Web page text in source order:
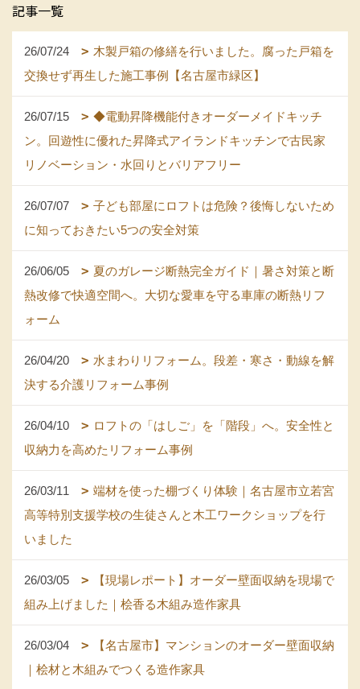
記事一覧
26/07/24
木製戸箱の修繕を行いました。腐った戸箱を
交換せず再生した施工事例【名古屋市緑区】
26/07/15
◆電動昇降機能付きオーダーメイドキッチ
ン。回遊性に優れた昇降式アイランドキッチンで古民家
リノベーション・水回りとバリアフリー
26/07/07
子ども部屋にロフトは危険？後悔しないため
に知っておきたい5つの安全対策
26/06/05
夏のガレージ断熱完全ガイド｜暑さ対策と断
熱改修で快適空間へ。大切な愛車を守る車庫の断熱リフ
ォーム
26/04/20
水まわりリフォーム。段差・寒さ・動線を解
決する介護リフォーム事例
26/04/10
ロフトの「はしご」を「階段」へ。安全性と
収納力を高めたリフォーム事例
26/03/11
端材を使った棚づくり体験｜名古屋市立若宮
高等特別支援学校の生徒さんと木工ワークショップを行
いました
26/03/05
【現場レポート】オーダー壁面収納を現場で
組み上げました｜桧香る木組み造作家具
26/03/04
【名古屋市】マンションのオーダー壁面収納
｜桧材と木組みでつくる造作家具